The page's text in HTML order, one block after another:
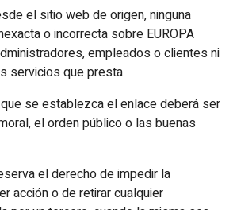
el sitio web de origen, ninguna
o incorrecta sobre EUROPA
empleados o clientes ni
servicios que presta.
se establezca el enlace deberá ser
el orden público o las buenas
el derecho de impedir la
acción o de retirar cualquier